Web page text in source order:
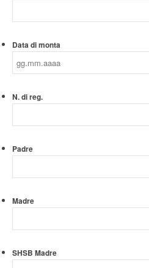
Data di monta
GG
punto
AAAA
N. di reg.
Padre
Madre
SHSB Madre